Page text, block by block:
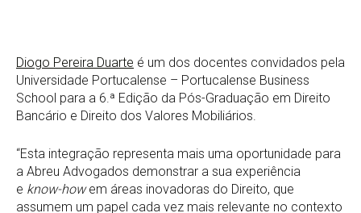
Diogo Pereira Duarte é um dos docentes convidados pela
Universidade Portucalense – Portucalense Business
School para a 6.ª Edição da Pós-Graduação em Direito
Bancário e Direito dos Valores Mobiliários.
“Esta integração representa mais uma oportunidade para
a Abreu Advogados demonstrar a sua experiência
e know-howem áreas inovadoras do Direito, que
assumem um papel cada vez mais relevante no contexto